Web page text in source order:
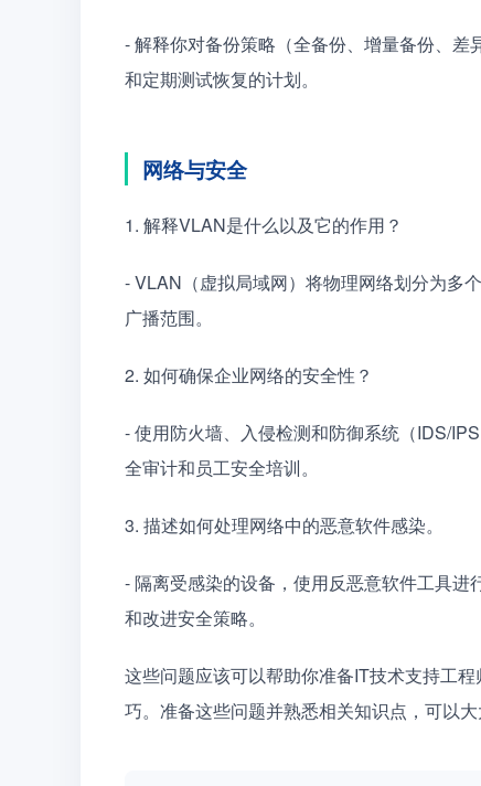
- 解释你对备份策略（全备份、增量备份、
和定期测试恢复的计划。
网络与安全
1. 解释VLAN是什么以及它的作用？
- VLAN（虚拟局域网）将物理网络划分为多
广播范围。
2. 如何确保企业网络的安全性？
- 使用防火墙、入侵检测和防御系统（IDS/
全审计和员工安全培训。
3. 描述如何处理网络中的恶意软件感染。
- 隔离受感染的设备，使用反恶意软件工具
和改进安全策略。
这些问题应该可以帮助你准备IT技术支持工
巧。准备这些问题并熟悉相关知识点，可以